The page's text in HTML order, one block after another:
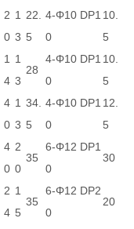
2
0
1
3
22.
5
4-Φ10 DP1
0
10.
5
1
4
1
3
28
4-Φ10 DP1
0
10.
5
4
0
1
3
34.
5
4-Φ10 DP1
0
12.
5
4
0
2
0
35
6-Φ12 DP1
0
30
2
4
1
5
35
6-Φ12 DP2
0
20